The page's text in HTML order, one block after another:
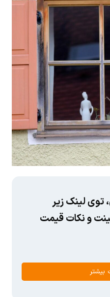
توی لینک زیر
و نکات قیمت
بیشتر